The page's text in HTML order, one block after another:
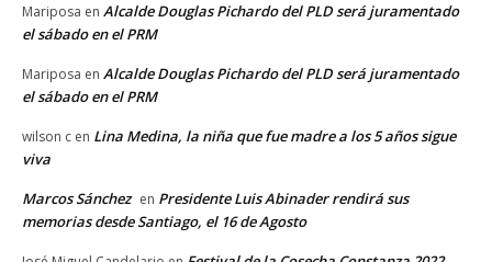
Mariposa en Alcalde Douglas Pichardo del PLD será juramentado
el sábado en el PRM
Mariposa en Alcalde Douglas Pichardo del PLD será juramentado
el sábado en el PRM
wilson c en Lina Medina, la niña que fue madre a los 5 años sigue
viva
Marcos Sánchez en Presidente Luis Abinader rendirá sus
memorias desde Santiago, el 16 de Agosto